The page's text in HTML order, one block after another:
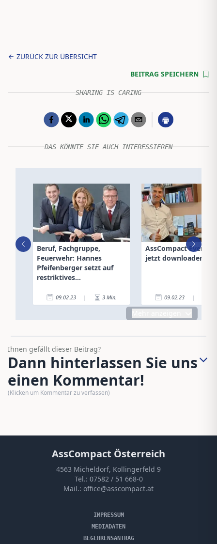
ZURÜCK ZUR ÜBERSICHT
BEITRAG SPEICHERN
SHARING IS CARING
DAS KÖNNTE SIE AUCH INTERESSIEREN
Beruf, Fachgruppe,
Feuerwehr: Hannes
Pfeifenberger setzt auf
restriktives
09.02.23 | 3 Min.
AssCompact Event-
jetzt downloaden!
09.02.23 |
Ihnen gefällt dieser Beitrag?
Dann hinterlassen Sie uns
einen Kommentar!
(Klicken um Kommentar zu verfassen)
AssCompact Österreich
4563 Micheldorf, Kollingerfeld 9
Tel.: 07582 / 51 668-0
Mail.: office@asscompact.at
IMPRESSUM
MEDIADATEN
BEGEHRENSANTRAG